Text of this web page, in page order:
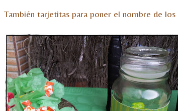
También tarjetitas para poner el nombre de